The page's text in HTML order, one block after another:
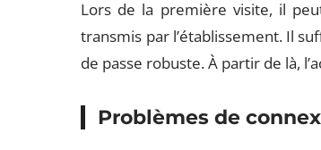
Lors de la première visite, il
transmis par l’établissement. Il
de passe robuste. À partir de là,
Problèmes de